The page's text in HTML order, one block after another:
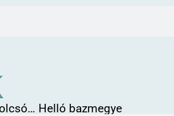
Helló bazmegye